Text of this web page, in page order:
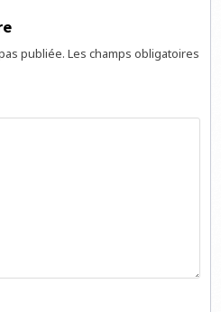
publiée. Les champs obligatoires